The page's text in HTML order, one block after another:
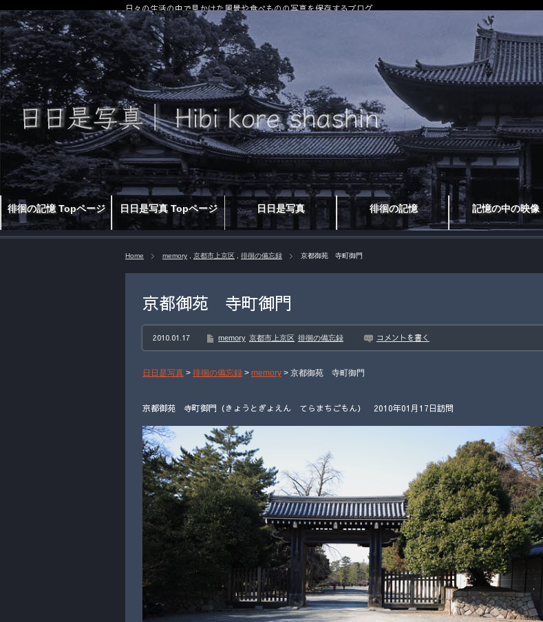
徘徊の記憶 Topページ 日日是写真 Topページ 日日是写真 徘徊の記憶 記憶の中の映像
日々の生活の中で見かけた風景や食べものの写真を保存するブログ
Home memory 京都市上京区 徘徊の備忘録 京都御苑 寺町御門
京都御苑 寺町御門
2010.01.17 memory 京都市上京区 徘徊の備忘録 コメントを書く
日日是写真 > 徘徊の備忘録 > memory > 京都御苑 寺町御門
京都御苑 寺町御門（きょうとぎょえん てらまちごもん） 2010年01月17日訪問